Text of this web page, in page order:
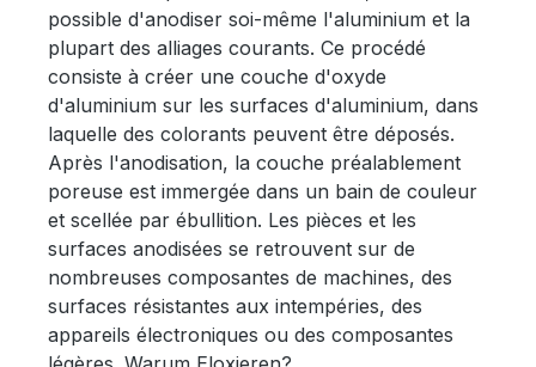
possible d'anodiser soi-même l'aluminium et la
plupart des alliages courants. Ce procédé
consiste à créer une couche d'oxyde
d'aluminium sur les surfaces d'aluminium, dans
laquelle des colorants peuvent être déposés.
Après l'anodisation, la couche préalablement
poreuse est immergée dans un bain de couleur
et scellée par ébullition. Les pièces et les
surfaces anodisées se retrouvent sur de
nombreuses composantes de machines, des
surfaces résistantes aux intempéries, des
appareils électroniques ou des composantes